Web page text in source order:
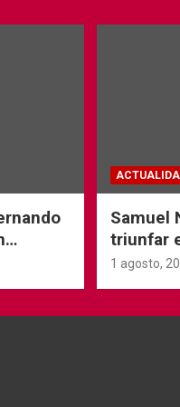
Samuel
triunfar
Tyrosse
1 agosto,